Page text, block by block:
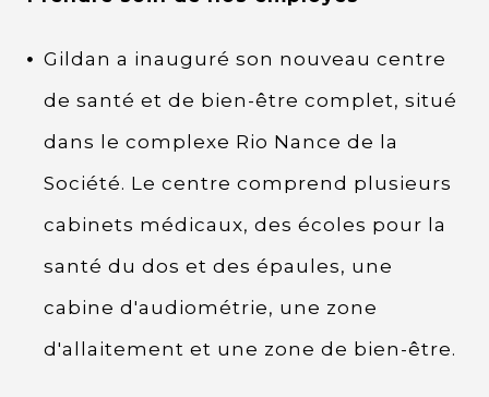
Gildan a inauguré son nouveau centre
de santé et de bien-être complet, situé
dans le complexe Rio Nance de la
Société. Le centre comprend plusieurs
cabinets médicaux, des écoles pour la
santé du dos et des épaules, une
cabine d'audiométrie, une zone
d'allaitement et une zone de bien-être.